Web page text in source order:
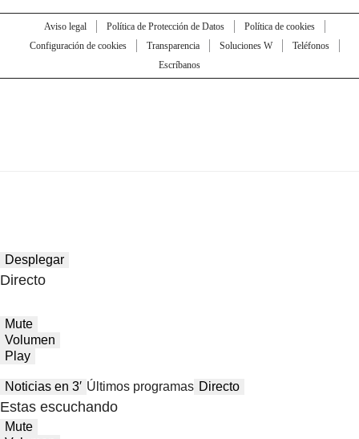
Aviso legal Política de Protección de Datos
Política de cookies
Configuración de cookies
Transparencia Soluciones W
Teléfonos
Escríbanos
Desplegar
Directo
Mute
Volumen
Play
Noticias en 3′ Últimos programas Directo
Estas escuchando
Mute